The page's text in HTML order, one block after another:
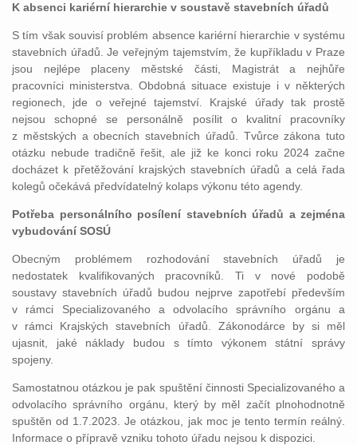
K absenci kariérní hierarchie v soustavě stavebních úřadů
S tím však souvisí problém absence kariérní hierarchie v systému
stavebních úřadů. Je veřejným tajemstvím, že kupříkladu v Praze
jsou nejlépe placeny městské části, Magistrát a nejhůře
pracovníci ministerstva. Obdobná situace existuje i v některých
regionech, jde o veřejné tajemství. Krajské úřady tak prostě
nejsou schopné se personálně posílit o kvalitní pracovníky
z městských a obecních stavebních úřadů. Tvůrce zákona tuto
otázku nebude tradičně řešit, ale již ke konci roku 2024 začne
docházet k přetěžování krajských stavebních úřadů a celá řada
kolegů očekává předvídatelný kolaps výkonu této agendy.
Potřeba personálního posílení stavebních úřadů a zejména
vybudování SOSÚ
Obecným problémem rozhodování stavebních úřadů je
nedostatek kvalifikovaných pracovníků. Ti v nové podobě
soustavy stavebních úřadů budou nejprve zapotřebí především
v rámci Specializovaného a odvolacího správního orgánu a
v rámci Krajských stavebních úřadů. Zákonodárce by si měl
ujasnit, jaké náklady budou s tímto výkonem státní správy
spojeny.
Samostatnou otázkou je pak spuštění činnosti Specializovaného a
odvolacího správního orgánu, který by měl začít plnohodnotně
spuštěn od 1.7.2023. Je otázkou, jak moc je tento termín reálný.
Informace o přípravě vzniku tohoto úřadu nejsou k dispozici.